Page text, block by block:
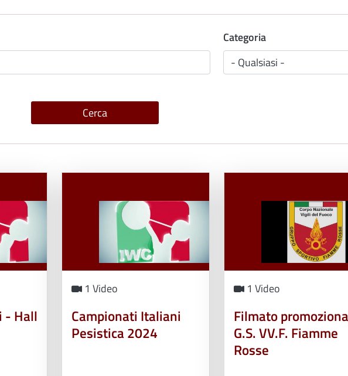
Categoria
- Hall
1 Video
Campionati Italiani
Pesistica 2024
1 Video
Filmato
G.S. VV.F. Fiamme
Rosse